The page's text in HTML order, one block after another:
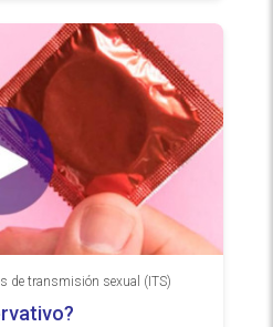
de transmisión sexual (ITS)